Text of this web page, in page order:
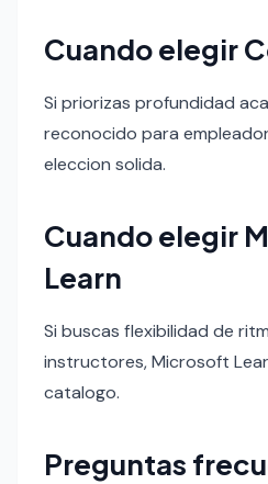
Cuando elegir
Si priorizas profundidad
reconocido para
eleccion solida.
Cuando elegir
Learn
Si buscas flexibilidad de
instructores, Microsoft
catalogo.
Preguntas